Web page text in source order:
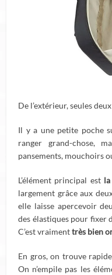
De l’extérieur, seules
Il y a une petite poche
ranger grand-chose,
pansements, mouchoirs
L’élément principal est
largement grâce aux
elle laisse apercevoir
des élastiques pour fixer
C’est vraimenttrès bien
En gros, on trouve
On n’empile pas les